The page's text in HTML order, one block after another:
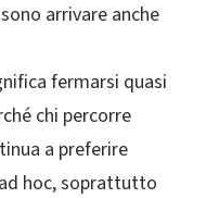
arrivare anche
fermarsi quasi
chi percorre
a preferire
hoc, soprattutto